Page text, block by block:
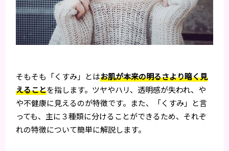
そもそも「くすみ」とはお肌が本来の明るさより暗く見
えることを指します。ツヤやハリ、透明感が失われ、や
や不健康に見えるのが特徴です。また、「くすみ」と言
っても、主に３種類に分けることができるため、それぞ
れの特徴について簡単に解説します。